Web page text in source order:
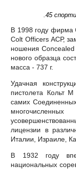
.45
В 1998 году фирма
Соlt Оfficers АСР,
ношения
нового образца
масса - 737 г.
Удачная
пистолета Кольт
самих
лицензии в
Италии, Израиле,
В 1932 году
национальных